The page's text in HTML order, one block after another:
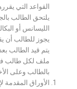
القواعد التي
يلتحق الطالب
الليسانس أو
يجوز للطالب أن
يتم قيد الطالب
ملف لكل طالب في
بالطالب وعلى
الأوراق المقدمة